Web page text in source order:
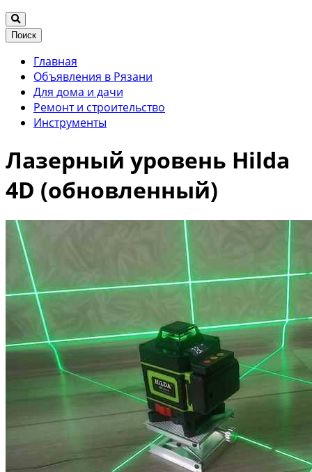
Поиск
Главная
Объявления в Рязани
Для дома и дачи
Ремонт и строительство
Инструменты
Лазерный уровень Hilda
4D (обновленный)